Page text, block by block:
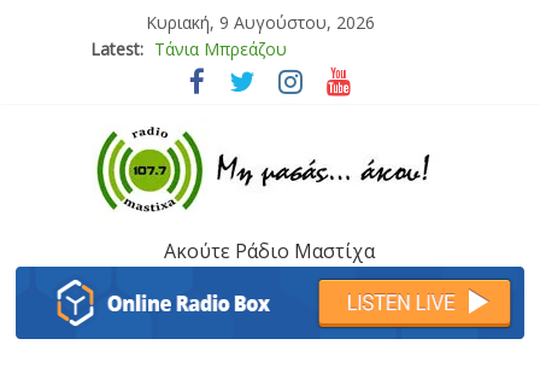
Κυριακή, 9 Αυγούστου, 2026
Latest: Bliss
Μάνος Τρυπιάς & Γιώργος Στρατάκης
Ιορδάνης Αγαπητός
Μαριάννα Μασάδη
Τάνια Μπρεάζου
Ακούτε Ράδιο Μαστίχα